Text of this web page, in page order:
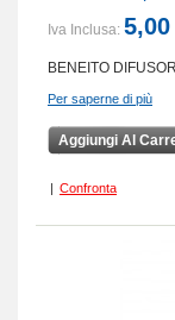
Iva Inclusa:
BENEITO
Per saperne di più
Aggiungi Al
| Confronta